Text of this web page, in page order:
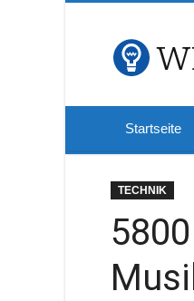
Startseite
TECHNIK